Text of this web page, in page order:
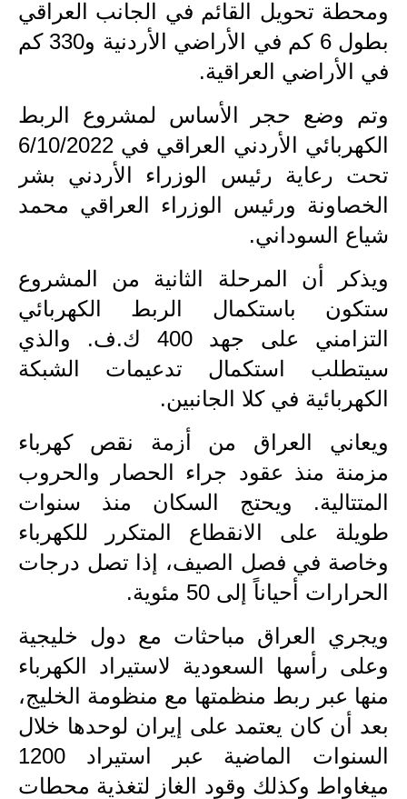
صحة وطب
فن ومشاهير
ومحطة تحويل القائم في الجانب العراقي
بطول 6 كم في الأراضي الأردنية و330 كم
في الأراضي العراقية.
وتم وضع حجر الأساس لمشروع الربط
الكهربائي الأردني العراقي في 6/10/2022
تحت رعاية رئيس الوزراء الأردني بشر
الخصاونة ورئيس الوزراء العراقي محمد
شياع السوداني.
ويذكر أن المرحلة الثانية من المشروع
ستكون باستكمال الربط الكهربائي
التزامني على جهد 400 ك.ف. والذي
سيتطلب استكمال تدعيمات الشبكة
الكهربائية في كلا الجانبين.
ويعاني العراق من أزمة نقص كهرباء
مزمنة منذ عقود جراء الحصار والحروب
المتتالية. ويحتج السكان منذ سنوات
طويلة على الانقطاع المتكرر للكهرباء
وخاصة في فصل الصيف، إذا تصل درجات
الحرارات أحياناً إلى 50 مئوية.
ويجري العراق مباحثات مع دول خليجية
وعلى رأسها السعودية لاستيراد الكهرباء
منها عبر ربط منظمتها مع منظومة الخليج،
بعد أن كان يعتمد على إيران لوحدها خلال
السنوات الماضية عبر استيراد 1200
ميغاواط وكذلك وقود الغاز لتغذية محطات